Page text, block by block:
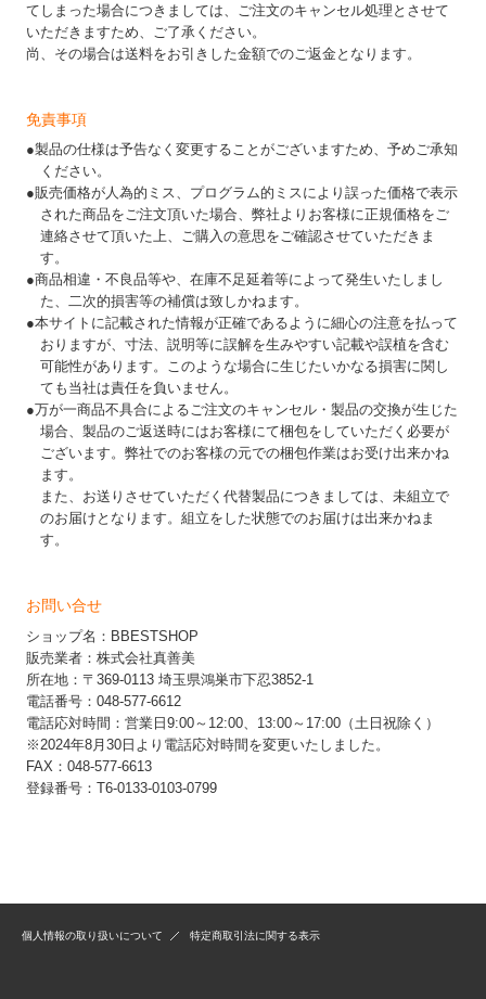
てしまった場合につきましては、ご注文のキャンセル処理とさせて
いただきますため、ご了承ください。
尚、その場合は送料をお引きした金額でのご返金となります。
免責事項
●製品の仕様は予告なく変更することがございますため、予めご承知
ください。
●販売価格が人為的ミス、プログラム的ミスにより誤った価格で表示
された商品をご注文頂いた場合、弊社よりお客様に正規価格をご
連絡させて頂いた上、ご購入の意思をご確認させていただきま
す。
●商品相違・不良品等や、在庫不足延着等によって発生いたしまし
た、二次的損害等の補償は致しかねます。
●本サイトに記載された情報が正確であるように細心の注意を払って
おりますが、寸法、説明等に誤解を生みやすい記載や誤植を含む
可能性があります。このような場合に生じたいかなる損害に関し
ても当社は責任を負いません。
●万が一商品不具合によるご注文のキャンセル・製品の交換が生じた
場合、製品のご返送時にはお客様にて梱包をしていただく必要が
ございます。弊社でのお客様の元での梱包作業はお受け出来かね
ます。
また、お送りさせていただく代替製品につきましては、未組立で
のお届けとなります。組立をした状態でのお届けは出来かねま
す。
お問い合せ
ショップ名：BBESTSHOP
販売業者：株式会社真善美
所在地：〒369-0113 埼玉県鴻巣市下忍3852-1
電話番号：048-577-6612
電話応対時間：営業日9:00～12:00、13:00～17:00（土日祝除く）
※2024年8月30日より電話応対時間を変更いたしました。
FAX：048-577-6613
登録番号：T6-0133-0103-0799
個人情報の取り扱いについて 特定商取引法に関する表示